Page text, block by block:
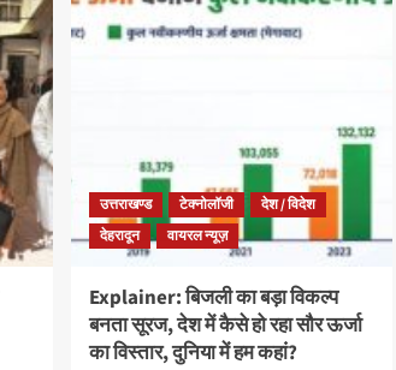
उत्तराखण्ड टेक्नोलॉजी
देश / विदेश
देहरादून
वायरल न्यूज़
Explainer: बिजली का बड़ा विकल्प
बनता सूरज, देश में कैसे हो रहा सौर ऊर्जा
का विस्तार, दुनिया में हम कहां?